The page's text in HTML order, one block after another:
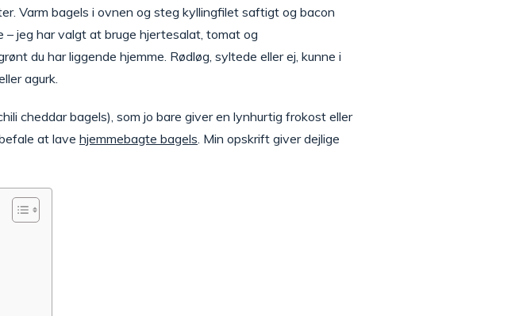
Varm bagels i ovnen og steg kyllingfilet saftigt og bacon
jeg har valgt at bruge hjertesalat, tomat og
du har liggende hjemme. Rødløg, syltede eller ej, kunne i
agurk.
cheddar bagels), som jo bare giver en lynhurtig frokost eller
at lave hjemmebagte bagels . Min opskrift giver dejlige